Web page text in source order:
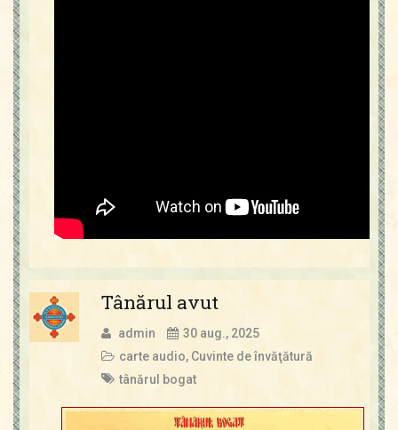
Tânărul avut
admin
30 aug., 2025
carte audio, Cuvinte de învăţătură
tânărul bogat